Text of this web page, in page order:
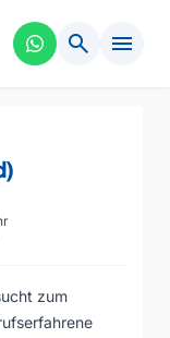
search menu
zum